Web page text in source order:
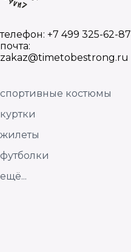
телефон: +7 499 325-62-87
почта:
zakaz@timetobestrong.ru
спортивные костюмы
куртки
жилеты
футболки
ещё...